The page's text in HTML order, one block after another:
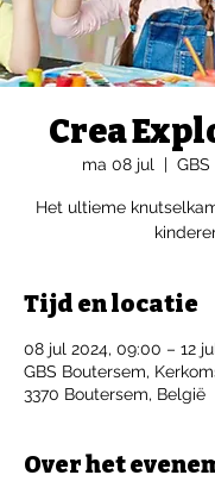
Crea
ma 08 jul
  |
Het ultieme
Tijd en locatie
08 jul 2024, 09:00 – 12
GBS Boutersem,
3370 Boutersem, België
Over het